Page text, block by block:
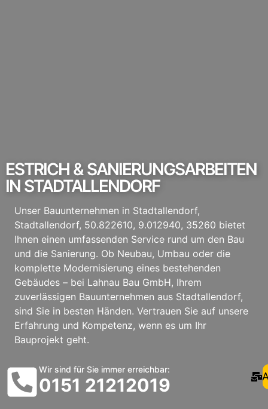
ESTRICH & SANIERUNGSARBEITEN
IN STADTALLENDORF
Unser Bauunternehmen in Stadtallendorf,
Stadtallendorf, 50.822610, 9.012940, 35260 bietet
Ihnen einen umfassenden Service rund um den Bau
und die Sanierung. Ob Neubau, Umbau oder die
komplette Modernisierung eines bestehenden
Gebäudes – bei Lahnau Bau GmbH, Ihrem
zuverlässigen Bauunternehmen aus Stadtallendorf,
sind Sie in besten Händen. Vertrauen Sie auf unsere
Erfahrung und Kompetenz, wenn es um Ihr
Bauprojekt geht.
Wir sind für Sie immer erreichbar:
0151 21212019